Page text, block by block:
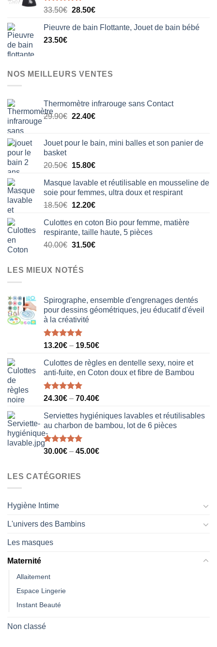
Note5.00
33.50€ Le
initial
28.50€Le
actuel
Pieuvre de bain Flottante, Jouet de bain bébé
23.50€
NOS MEILLEURS VENTES
Thermomètre infrarouge sans Contact
29.90€ Le
était :
22.40€Le
est :
Jouet pour le bain, mini balles et son panier de
basket
20.50€ Le
initial
était :
20.50€.
15.80€Le
actuel
est :
15.80€.
Masque lavable et réutilisable en mousseline de
soie pour femmes, ultra doux et respirant
18.50€ Le
initial
était :
18.50€.
12.20€Le
actuel
est :
12.20€.
Culottes en coton Bio pour femme, matière
respirante, taille haute, 5 pièces
40.00€ Le
initial
était :
31.50€Le
LES MIEUX NOTÉS
Spirographe, ensemble d'engrenages dentés
pour dessins géométriques, jeu éducatif d'éveil
à la créativité
Note5.00
13.20€ – 19.50€
Culottes de règles en dentelle sexy, noire et
anti-fuite, en Coton doux et fibre de Bambou
Note5.00
24.30€ – 70.40€
Serviettes hygiéniques lavables et réutilisables
au charbon de bambou, lot de 6 pièces
Note5.00
30.00€ – 45.00€
LES CATÉGORIES
Hygiène Intime
L'univers des Bambins
Les masques
Maternité
Allaitement
Espace Lingerie
Instant Beauté
Non classé